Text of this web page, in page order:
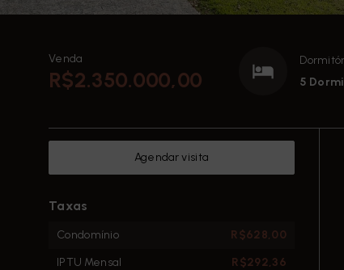
Venda
R$2.350.000,00
5
Agendar visita
Taxas
Condomínio
R$628,00
IPTU Mensal
R$292,36